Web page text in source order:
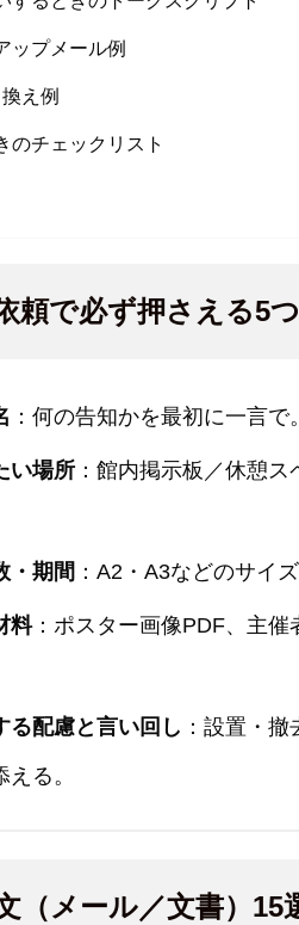
ップメール例
え例
のチェックリスト
頼で必ず押さえる5
：何の告知かを最初に一言で。
い場所：館内掲示板／休憩ス
・期間 ：A2・A3などのサイ
料：ポスター画像PDF、主催
る配慮と言い回し ：設置・
る。
（メール／文書）15